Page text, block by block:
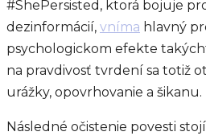
#ShePersisted, ktorá bojuje
dezinformácií, vníma hlavný
psychologickom efekte
na pravdivosť tvrdení sa totiž
urážky, opovrhovanie a šikanu.
Následné očistenie povesti